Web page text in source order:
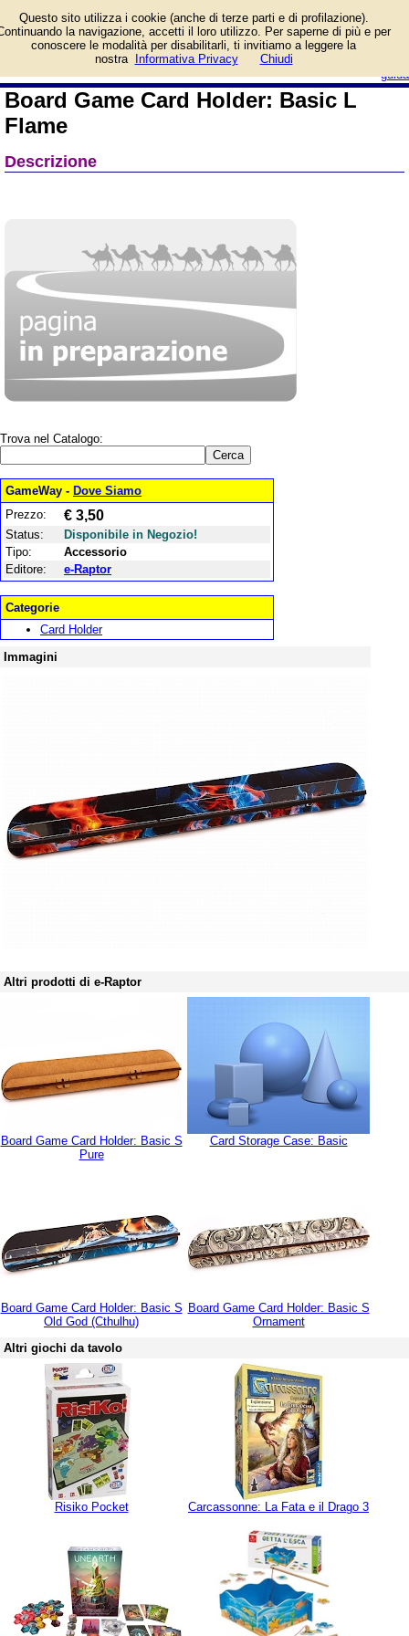
guida
Game Card Holder: Basic
L Flame e prezzo di
vendita. Prodotto da e-Raptor
Board Game Card Holder: Basic L
Flame
Descrizione
Trova nel Catalogo:
GameWay - Dove Siamo
Prezzo:
€ 3,50
Status:
Disponibile in Negozio!
Tipo:
Accessorio
Editore:
e-Raptor
Categorie
Card Holder
Immagini
Altri prodotti di e-Raptor
Board Game Card Holder: Basic S
Pure
Card Storage Case: Basic
Board Game Card Holder: Basic S
Old God (Cthulhu)
Board Game Card Holder: Basic S
Ornament
Altri giochi da tavolo
Risiko Pocket Carcassonne: La Fata e il Drago 3
Questo sito utilizza i cookie (anche di terze parti e di profilazione).
la navigazione, accetti il loro utilizzo. Per saperne di più e per
conoscere le modalità per disabilitarli, ti invitiamo a leggere la
nostra
Informativa Privacy Chiudi